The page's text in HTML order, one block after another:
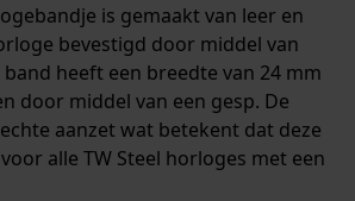
is gemaakt van leer en
bevestigd door middel van
heeft een breedte van 24 mm
door middel van een gesp. De
aanzet wat betekent dat deze
alle TW Steel horloges met een